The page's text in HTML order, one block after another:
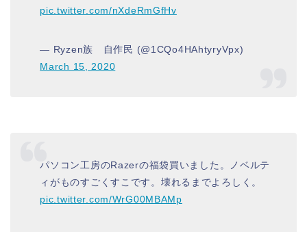
pic.twitter.com/nXdeRmGfHv
— Ryzen族 自作民 (@1CQo4HAhtyryVpx)
March 15, 2020
パソコン工房のRazerの福袋買いました。ノベルテ
ィがものすごくすこです。壊れるまでよろしく。
pic.twitter.com/WrG00MBAMp